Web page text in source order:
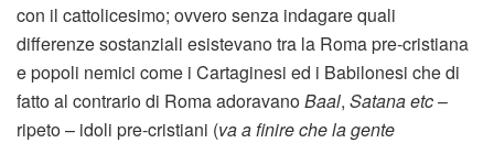
con il cattolicesimo; ovvero senza indagare quali
differenze sostanziali esistevano tra la Roma pre-cristiana
e popoli nemici come i Cartaginesi ed i Babilonesi che di
fatto al contrario di Roma adoravanoBaal, Satana etc–
ripeto – idoli pre-cristiani (va a finire che la gente